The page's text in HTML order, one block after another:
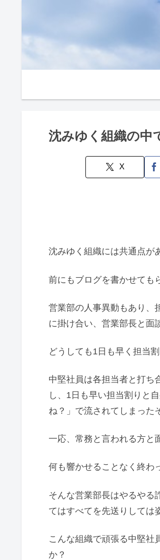
沈みゆく組織の中
X
沈みゆく組織には共通点が
前にもブログを書かせても
営業部の人事異動もあり、
に掛け合い、営業部長と面
どうしても1日も早く担当
中堅社員は各担当者と打ち
し、1日も早い担当割りと
ね？」で流されてしまった
一応、常務と言われる方と
何も響かせることなく終わ
そんな営業部長はやるやる
てはすべてを先送りしては
こんな組織で頑張る中堅社
か？